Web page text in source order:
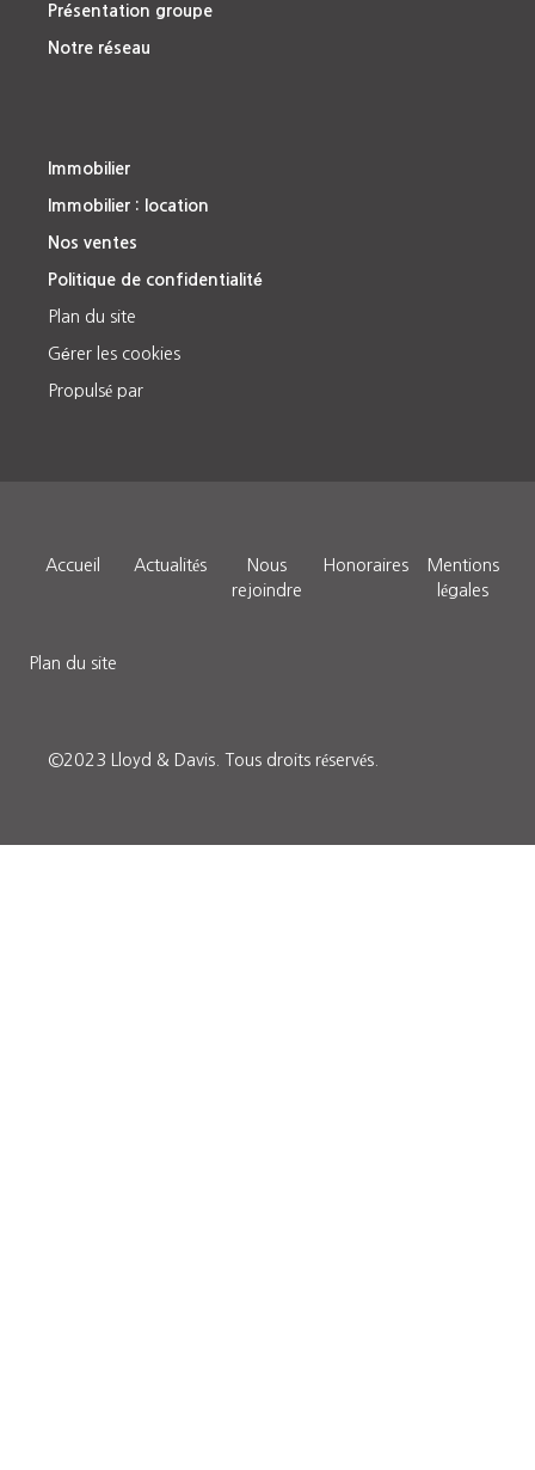
Présentation groupe
Notre réseau
Immobilier
Immobilier : location
Nos ventes
Politique de confidentialité
Plan du site
Gérer les cookies
Propulsé par
Accueil Actualités
Nous
rejoindre
Honoraires
Mentions
légales
Plan du site
©2023 Lloyd & Davis. Tous droits réservés